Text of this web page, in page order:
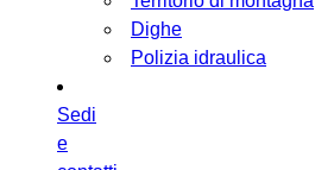
Dighe
Polizia idraulica
Sedi
e